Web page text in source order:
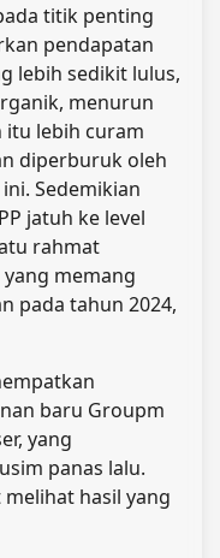
titik penting
pendapatan
lebih sedikit lulus,
menurun
itu lebih curam
diperburuk oleh
Sedemikian
jatuh ke level
rahmat
memang
pada tahun 2024,
baru Groupm
yang
panas lalu.
hasil yang